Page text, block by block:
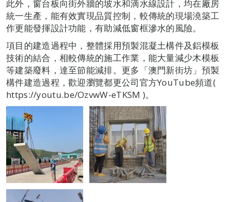
此外，窗台板向街外牆的坡水和滴水線設計，均在廠房
統一生產，能有效實現品質控制，較傳統的現場澆築工
作更能發揮設計功能，有助減低窗框滲水的風險。
項目的建造過程中，整體採用預製混凝土構件及鋁模板
技術的結合，相較傳統的施工作業，能大量減少木模板
等建築廢料，達至節能減排。更多「澳門新街坊」預製
構件建造過程，歡迎瀏覽都更公司官方YouTube頻道(
https://youtu.be/OzvwW-eTKSM )。